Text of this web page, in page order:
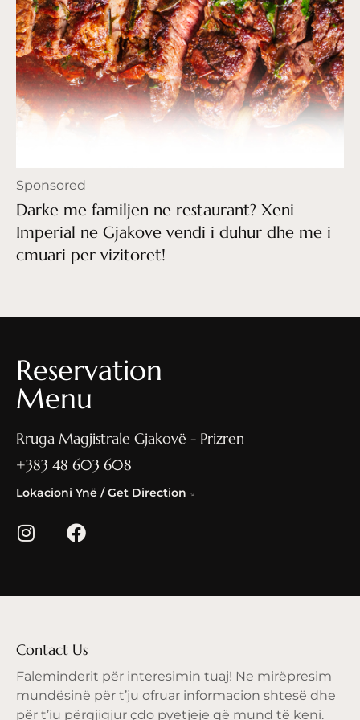
Sponsored
Darke me familjen ne restaurant? Xeni
Imperial ne Gjakove vendi i duhur dhe me i
cmuari per vizitoret!
Reservation
Menu
Rruga Magjistrale Gjakovë - Prizren
+383 48 603 608
Lokacioni Ynë / Get Direction
Contact Us
Faleminderit për interesimin tuaj! Ne mirëpresim
mundësinë për t’ju ofruar informacion shtesë dhe
për t’iu përgjigjur çdo pyetjeje që mund të keni.